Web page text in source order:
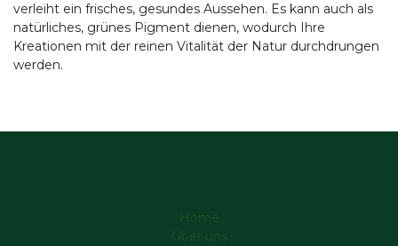
verleiht ein frisches, gesundes Aussehen. Es kann auch als
natürliches, grünes Pigment dienen, wodurch Ihre
Kreationen mit der reinen Vitalität der Natur durchdrungen
werden.
Home
Über uns